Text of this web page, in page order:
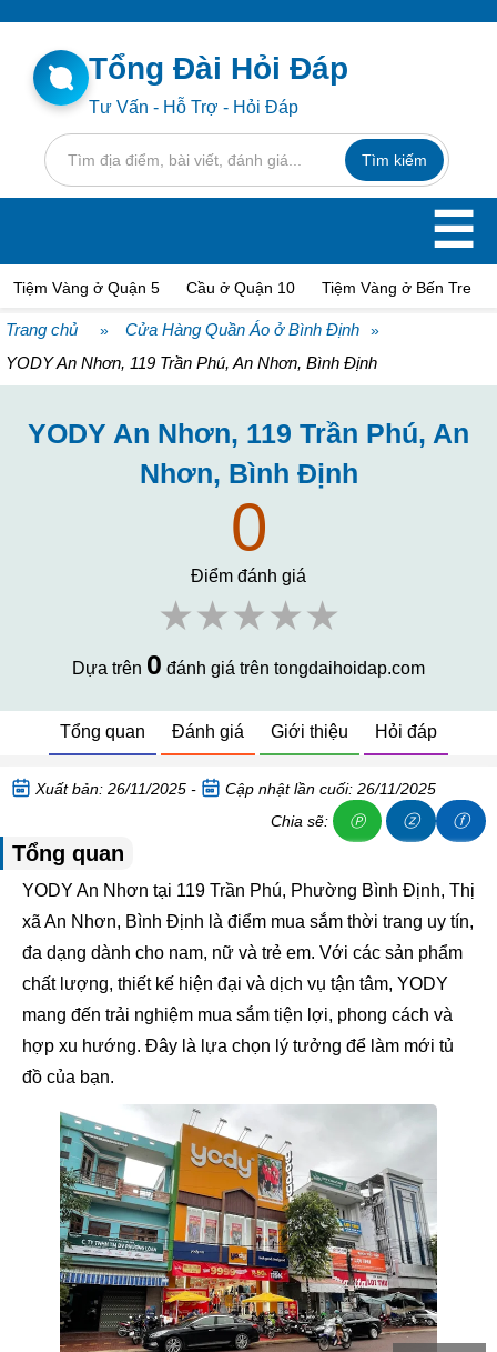
Tổng Đài Hỏi Đáp
Tư Vấn - Hỗ Trợ - Hỏi Đáp
☰
Tiệm Vàng ở Quận 5 Cầu ở Quận 10 Tiệm Vàng ở Bến Tre
Trang chủ » Cửa Hàng Quần Áo ở Bình Định »
YODY An Nhơn, 119 Trần Phú, An Nhơn, Bình Định
YODY An Nhơn, 119 Trần Phú, An
Nhơn, Bình Định
0
Điểm đánh giá
★★★★★
Dựa trên 0 đánh giá trên tongdaihoidap.com
Tổng quan Đánh giá Giới thiệu Hỏi đáp
Xuất bản: 26/11/2025 -
Cập nhật lần cuối: 26/11/2025
Chia sẽ:
Ⓟ ⓩ ⓕ
Tổng quan
YODY An Nhơn tại 119 Trần Phú, Phường Bình Định, Thị
xã An Nhơn, Bình Định là điểm mua sắm thời trang uy tín,
đa dạng dành cho nam, nữ và trẻ em. Với các sản phẩm
chất lượng, thiết kế hiện đại và dịch vụ tận tâm, YODY
mang đến trải nghiệm mua sắm tiện lợi, phong cách và
hợp xu hướng. Đây là lựa chọn lý tưởng để làm mới tủ
đồ của bạn.